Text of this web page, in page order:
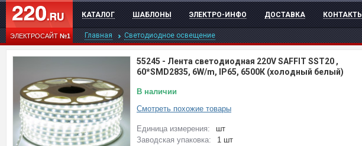
ЭЛЕКТРОСАЙТ№1
КАТАЛОГ ШАБЛОНЫ ЭЛЕКТРО-ИНФО ДОСТАВКА КОНТАКТЫ
Главная Светодиодное освещение
55245 - Лента светодиодная 220V SAFFIT SST20 ,
60*SMD2835, 6W/m, IP65, 6500К (холодный белый)
В наличии
Смотреть похожие товары
Единица измерения:
шт
Заводская упаковка:
1 шт